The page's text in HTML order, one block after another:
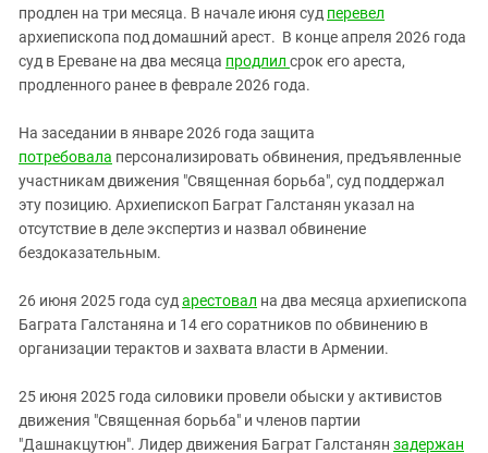
Южная Осетия
Южный Кавказ
ЮФО
продлен на три месяца. В начале июня суд перевел
архиепископа под домашний арест. В конце апреля 2026 года
суд в Ереване на два месяца продлил срок его ареста,
продленного ранее в феврале 2026 года.
На заседании в январе 2026 года защита
потребовала персонализировать обвинения, предъявленные
участникам движения "Священная борьба", суд поддержал
эту позицию. Архиепископ Баграт Галстанян указал на
отсутствие в деле экспертиз и назвал обвинение
бездоказательным.
26 июня 2025 года сударестовал на два месяца архиепископа
Баграта Галстаняна и 14 его соратников по обвинению в
организации терактов и захвата власти в Армении.
25 июня 2025 года силовики провели обыски у активистов
движения "Священная борьба" и членов партии
"Дашнакцутюн". Лидер движения Баграт Галстанян задержан